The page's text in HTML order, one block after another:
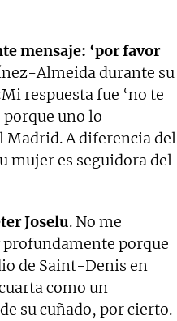
mensaje: ‘por favor
Almeida durante su
respuesta fue ‘no te
porque uno lo
Madrid. A diferencia del
mujer es seguidora del
Joselu. No me
porque
de Saint-Denis en
como un
su cuñado, por cierto.